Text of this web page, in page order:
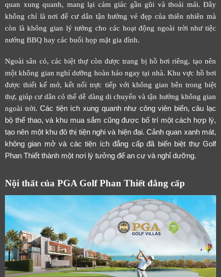
quan xung quanh, mang lại cảm giác gần gũi và thoải mái. Đây
không chỉ là nơi để cư dân tận hưởng vẻ đẹp của thiên nhiên mà
còn là không gian lý tưởng cho các hoạt động ngoài trời như tiệc
nướng BBQ hay các buổi họp mặt gia đình.
Ngoài sân cỏ, các biệt thự còn được trang bị hồ bơi riêng, tạo nên
một không gian nghỉ dưỡng hoàn hảo ngay tại nhà. Khu vực hồ bơi
được thiết kế mở, kết nối trực tiếp với không gian bên trong biệt
thự, giúp cư dân có thể dễ dàng di chuyển và tận hưởng không gian
ngoài trời.Các tiện ích xung quanh như công viên biển, câu lạc
bộ thể thao, và khu mua sắm cũng được bố trí một cách hợp lý,
tạo nên một khu đô thị tiện nghi và hiện đại. Cảnh quan xanh mát,
không gian mở và các tiện ích đẳng cấp đã biến biệt thự Golf
Phan Thiết thành một nơi lý tưởng để an cư và nghỉ dưỡng.
Nội thất của PGA Golf Phan Thiết đẳng cấp